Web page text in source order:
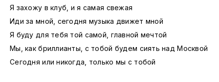
Я захожу в клуб, и я самая свежая
Иди за мной, сегодня музыка движет мной
Я буду для тебя той самой, главной мечтой
Мы, как бриллианты, с тобой будем сиять над Москвой
Сегодня или никогда, только мы с тобой